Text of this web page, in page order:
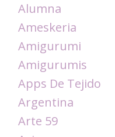
Alumna
Ameskeria
Amigurumi
Amigurumis
Apps De Tejido
Argentina
Arte 59